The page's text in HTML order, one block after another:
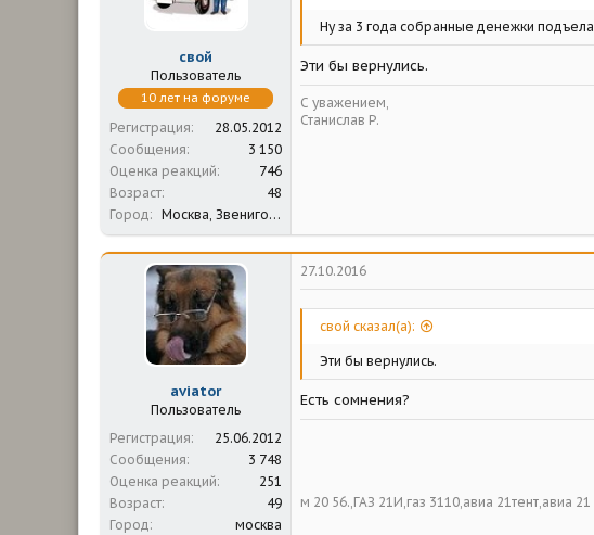
свой
Пользователь
10 лет на форуме
Регистрация
28.05.2012
Сообщения
3 150
Оценка реакций
746
Возраст
48
Город
Москва, Звенигород
Ну за 3 года собранные денежки
Эти бы вернулись.
С уважением,
Станислав Р.
aviator
Пользователь
Регистрация
25.06.2012
Сообщения
3 748
Оценка реакций
251
Возраст
49
Город
москва
27.10.2016
свой сказал(а):
Эти бы вернулись.
Есть сомнения?
м 20 56.,ГАЗ 21И,газ 3110,авиа 21тент,авиа